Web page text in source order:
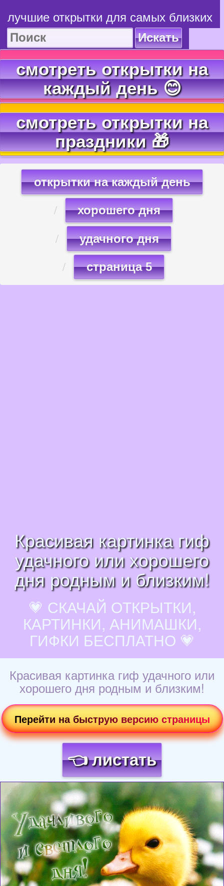
лучшие открытки для самых близких
Искать
смотреть открытки на
каждый день 😊
смотреть открытки на
праздники 🎁
открытки на каждый день
хорошего дня
удачного дня
страница 5
Красивая картинка гиф
удачного или хорошего
дня родным и близким!
💗 СКАЧАЙ ОТКРЫТКИ,
КАРТИНКИ, АНИМАШКИ,
ГИФКИ БЕСПЛАТНО 💗
Красивая картинка гиф удачного или
хорошего дня родным и близким!
Перейти на быструю версию страницы
👈 листать
Загрузка картинки...